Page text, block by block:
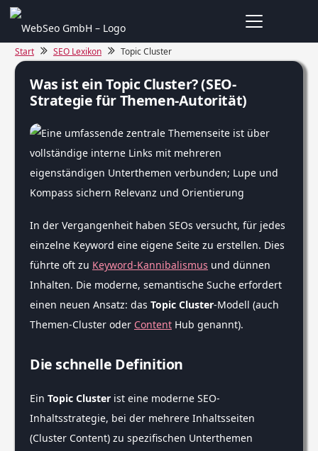
Start SEO Lexikon Topic Cluster
Was ist ein Topic Cluster? (SEO-
Strategie für Themen-Autorität)
In der Vergangenheit haben SEOs versucht, für jedes
einzelne Keyword eine eigene Seite zu erstellen. Dies
führte oft zu Keyword-Kannibalismus und dünnen
Inhalten. Die moderne, semantische Suche erfordert
einen neuen Ansatz: das Topic Cluster-Modell (auch
Themen-Cluster oder Content Hub genannt).
Die schnelle Definition
Ein Topic Cluster ist eine moderne SEO-
Inhaltsstrategie, bei der mehrere Inhaltsseiten
(Cluster Content) zu spezifischen Unterthemen